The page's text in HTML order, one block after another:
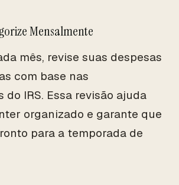
Mensalmente
mês, revise suas despesas
com base nas
do IRS. Essa revisão ajuda
organizado e garante que
para a temporada de